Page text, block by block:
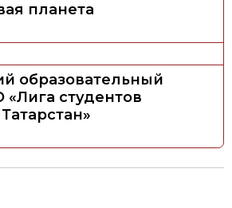
планета
образовательный
студентов